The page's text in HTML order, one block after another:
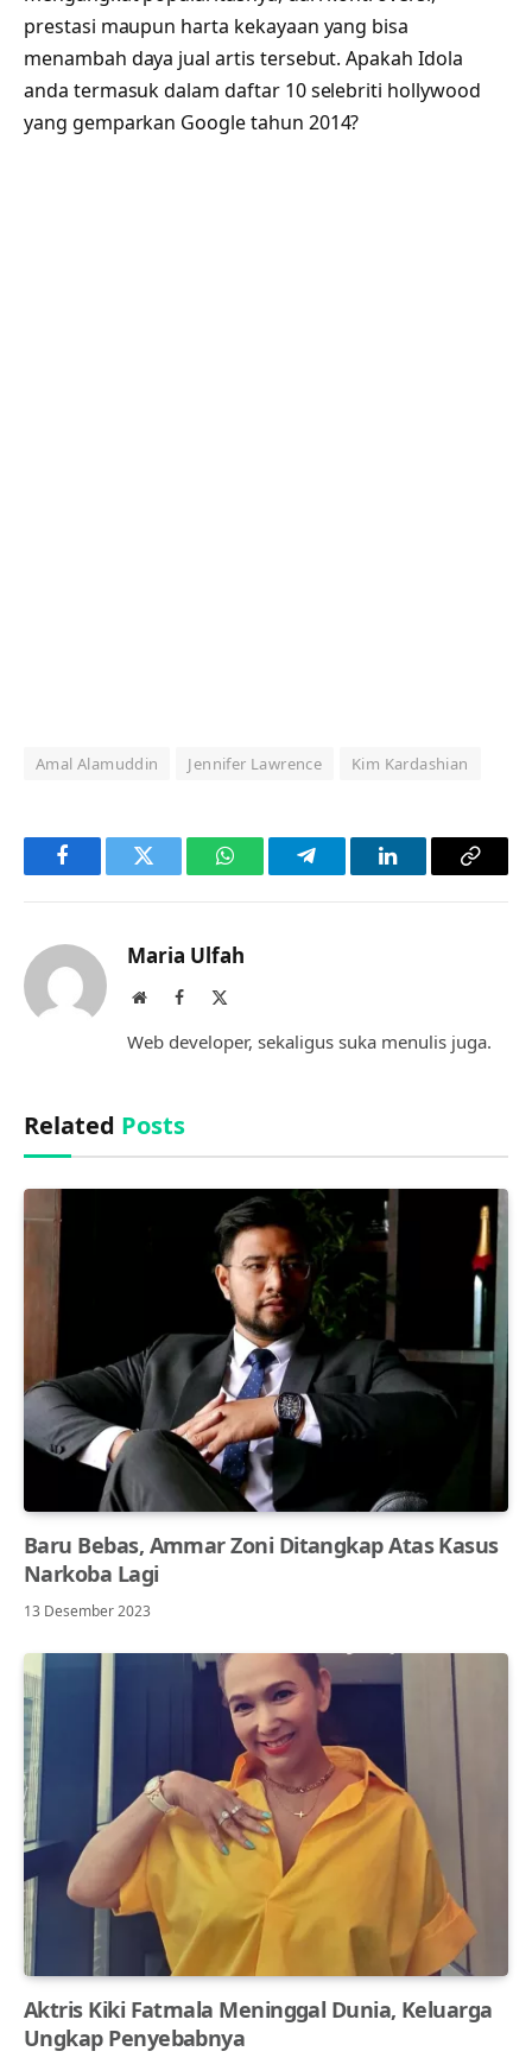
prestasi maupun harta kekayaan yang bisa
menambah daya jual artis tersebut. Apakah Idola
anda termasuk dalam daftar 10 selebriti hollywood
yang gemparkan Google tahun 2014?
Amal Alamuddin Jennifer Lawrence Kim Kardashian
FacebookTwitter WhatsAppTelegramLinkedInCopy
Maria Ulfah
WebsiteFacebook
Web developer, sekaligus suka menulis juga.
Related Posts
Baru Bebas, Ammar Zoni Ditangkap Atas Kasus
Narkoba Lagi
13 Desember 2023
Aktris Kiki Fatmala Meninggal Dunia, Keluarga
Ungkap Penyebabnya